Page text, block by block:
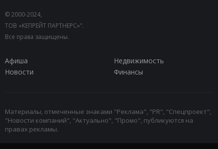
© 2000-2024,
ТОВ «КЕПРЕЙТ ПАРТНЕРС»".
Все права защищены.
Афиша
Недвижимость
Новости
Финансы
Материалы, отмеченные знаками "Реклама", "PR", "Спецпроект",
"Новости компаний", "Актуально", "Промо", публикуются на
правах рекламы.